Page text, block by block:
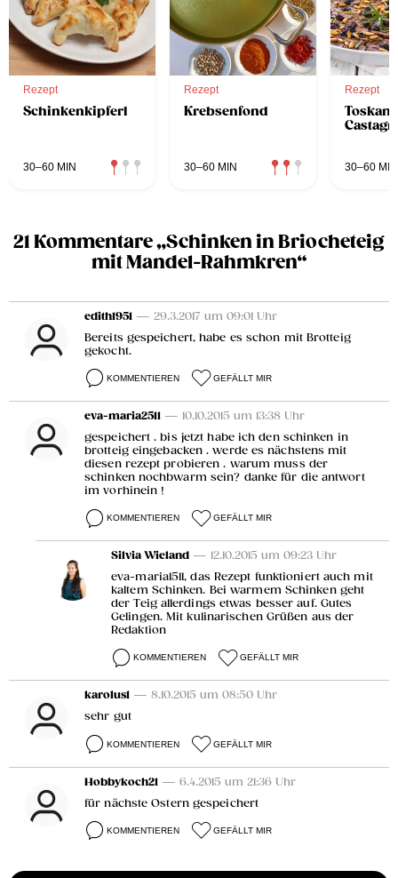
Rezept
Schinkenkipferl
30–60 MIN
Rezept
Krebsenfond
30–60 MIN
Rezept
30–60 MIN
21 Kommentare „Schinken in Briocheteig
mit Mandel-Rahmkren“
edith1951 — 29.3.2017 um 09:01 Uhr
Bereits gespeichert, habe es schon mit Brotteig
gekocht.
KOMMENTIEREN GEFÄLLT MIR
eva-maria2511 — 10.10.2015 um 13:38 Uhr
gespeichert . bis jetzt habe ich den schinken in
brotteig eingebacken . werde es nächstens mit
diesen rezept probieren . warum muss der
schinken nochbwarm sein? danke für die antwort
im vorhinein !
KOMMENTIEREN GEFÄLLT MIR
Silvia Wieland — 12.10.2015 um 09:23 Uhr
eva-maria1511, das Rezept funktioniert auch mit
kaltem Schinken. Bei warmem Schinken geht
der Teig allerdings etwas besser auf. Gutes
Gelingen. Mit kulinarischen Grüßen aus der
Redaktion
KOMMENTIEREN GEFÄLLT MIR
karolus1 — 8.10.2015 um 08:50 Uhr
sehr gut
KOMMENTIEREN GEFÄLLT MIR
Hobbykoch21 — 6.4.2015 um 21:36 Uhr
für nächste Ostern gespeichert
KOMMENTIEREN GEFÄLLT MIR